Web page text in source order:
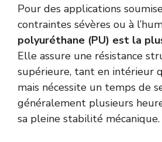
Pour des applications
contraintes sévères ou à
polyuréthane (PU) est la
Elle assure une résistance
supérieure, tant en intérieur
mais nécessite un temps de
généralement plusieurs
sa pleine stabilité mécanique.